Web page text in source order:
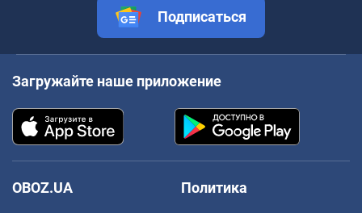
Подписаться
Загружайте наше приложение
OBOZ.UA
Политика